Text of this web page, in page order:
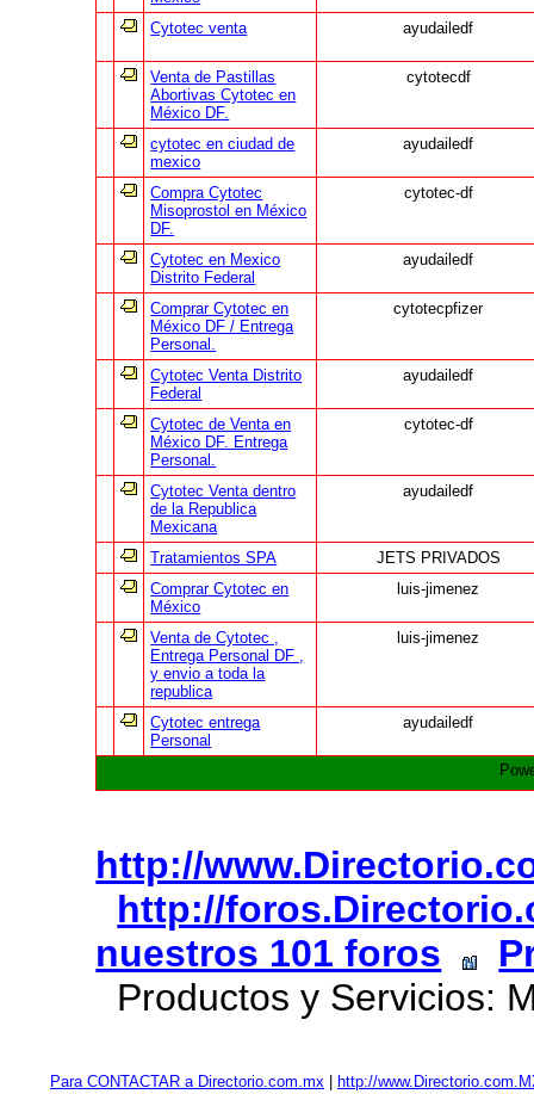
Cytotec venta ayudailedf
Venta de Pastillas
Abortivas Cytotec en
México DF.
cytotecdf
cytotec en ciudad de
mexico
ayudailedf
Compra Cytotec
Misoprostol en México
DF.
cytotec-df
Cytotec en Mexico
Distrito Federal
ayudailedf
Comprar Cytotec en
México DF / Entrega
Personal.
cytotecpfizer
Cytotec Venta Distrito
Federal
ayudailedf
Cytotec de Venta en
México DF. Entrega
Personal.
cytotec-df
Cytotec Venta dentro
de la Republica
Mexicana
ayudailedf
Tratamientos SPA
JETS PRIVADOS
Comprar Cytotec en
México
luis-jimenez
Venta de Cytotec ,
Entrega Personal DF ,
y envio a toda la
republica
luis-jimenez
Cytotec entrega
Personal
ayudailedf
http://
http://
nuestros 101 foros
Productos y Servicios:
Para CONTACTAR a Directorio.com.mx http://